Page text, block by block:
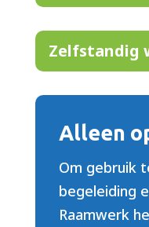
Zelfstandig
Alleen
Om gebruik
begeleiding
Raamwerk